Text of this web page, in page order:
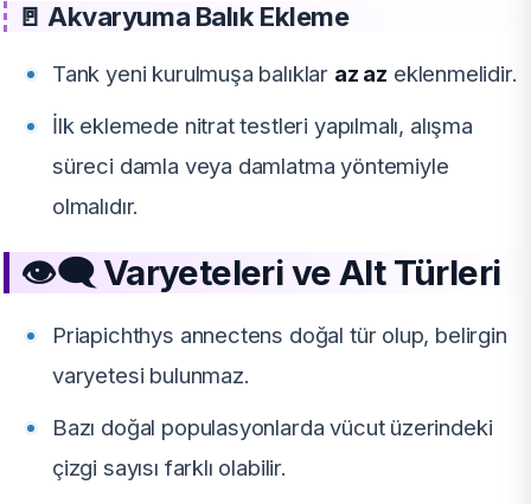
🚪 Akvaryuma Balık Ekleme
Tank yeni kurulmuşa balıklar az az eklenmelidir.
İlk eklemede nitrat testleri yapılmalı, alışma
süreci damla veya damlatma yöntemiyle
olmalıdır.
👁‍🗨️ Varyeteleri ve Alt Türleri
Priapichthys annectens doğal tür olup, belirgin
varyetesi bulunmaz.
Bazı doğal populasyonlarda vücut üzerindeki
çizgi sayısı farklı olabilir.